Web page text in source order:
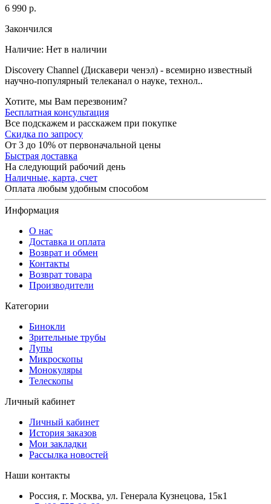
6 990 р.
Закончился
Наличие: Нет в наличии
Discovery Channel (Дискавери ченэл) - всемирно известный
научно-популярный телеканал о науке, технол..
Хотите, мы Вам перезвоним?
Бесплатная консультация
Все подскажем и расскажем при покупке
Скидка по запросу
От 3 до 10% от первоначальной цены
Быстрая доставка
На следующий рабочий день
Наличные, карта, счет
Оплата любым удобным способом
Информация
О нас
Доставка и оплата
Возврат и обмен
Контакты
Возврат товара
Производители
Категории
Бинокли
Зрительные трубы
Лупы
Микроскопы
Монокуляры
Телескопы
Личный кабинет
Личный кабинет
История заказов
Мои закладки
Рассылка новостей
Наши контакты
Россия, г. Москва, ул. Генерала Кузнецова, 15к1